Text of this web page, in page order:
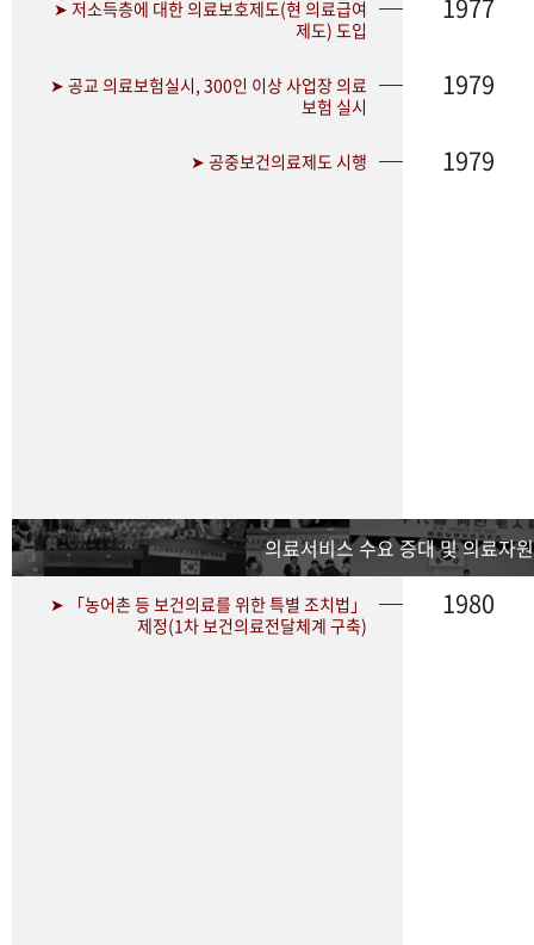
➤ 저소득층에 대한 의료보호제도(현 의료급여
제도) 도입
1977
➤ 공교 의료보험실시, 300인 이상 사업장 의료
보험 실시
1979
➤ 공중보건의료제도 시행 1979
의료서비스 수요 증대 및 의료자
➤ 「농어촌 등 보건의료를 위한 특별 조치법」
제정(1차 보건의료전달체계 구축)
1980